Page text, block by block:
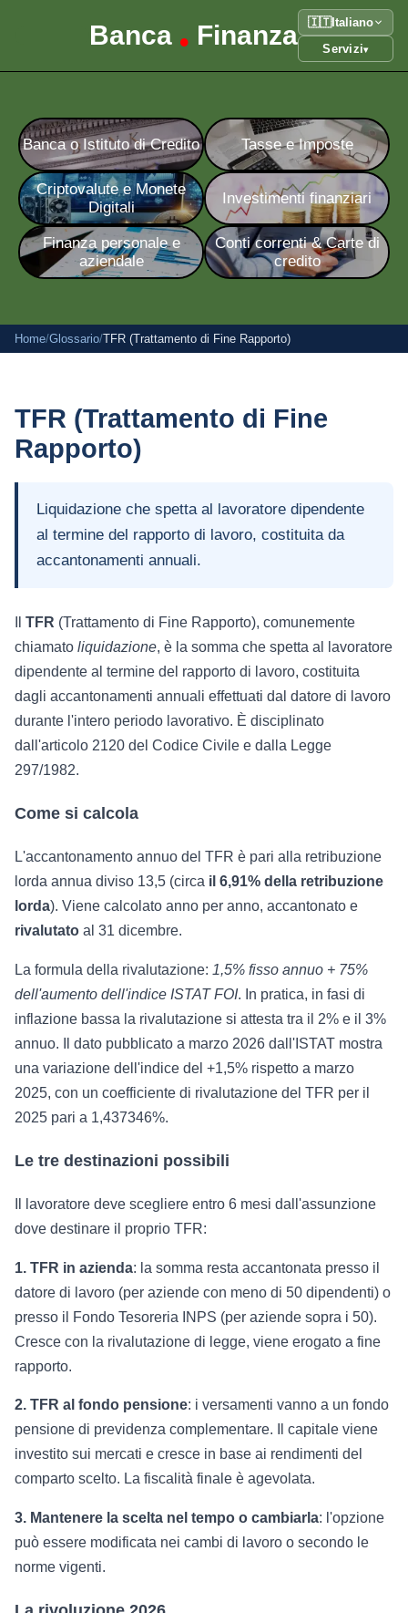
Banca • Finanza 🇮🇹 Italiano
Servizi▾
Banca o Istituto di Credito Tasse e Imposte
Criptovalute e Monete
Digitali
Investimenti finanziari
Finanza personale e
aziendale
Conti correnti & Carte di
credito
Home/Glossario/TFR (Trattamento di Fine Rapporto)
TFR (Trattamento di Fine
Rapporto)
Liquidazione che spetta al lavoratore dipendente
al termine del rapporto di lavoro, costituita da
accantonamenti annuali.
TFR (Trattamento di Fine Rapporto), comunemente
chiamato liquidazione, è la somma che spetta al lavoratore
dipendente al termine del rapporto di lavoro, costituita
dagli accantonamenti annuali effettuati dal datore di lavoro
durante l'intero periodo lavorativo. È disciplinato
dall'articolo 2120 del Codice Civile e dalla Legge
297/1982.
Come si calcola
L'accantonamento annuo del TFR è pari alla retribuzione
lorda annua diviso 13,5 (circa il 6,91% della retribuzione
lorda). Viene calcolato anno per anno, accantonato e
rivalutato al 31 dicembre.
La formula della rivalutazione: 1,5% fisso annuo + 75%
dell'aumento dell'indice ISTAT FOI. In pratica, in fasi di
inflazione bassa la rivalutazione si attesta tra il 2% e il 3%
annuo. Il dato pubblicato a marzo 2026 dall'ISTAT mostra
una variazione dell'indice del +1,5% rispetto a marzo
2025, con un coefficiente di rivalutazione del TFR per il
2025 pari a 1,437346%.
Le tre destinazioni possibili
Il lavoratore deve scegliere entro 6 mesi dall'assunzione
dove destinare il proprio TFR:
1. TFR in azienda: la somma resta accantonata presso il
datore di lavoro (per aziende con meno di 50 dipendenti) o
presso il Fondo Tesoreria INPS (per aziende sopra i 50).
Cresce con la rivalutazione di legge, viene erogato a fine
rapporto.
2. TFR al fondo pensione: i versamenti vanno a un fondo
pensione di previdenza complementare. Il capitale viene
investito sui mercati e cresce in base ai rendimenti del
comparto scelto. La fiscalità finale è agevolata.
3. Mantenere la scelta nel tempo o cambiarla: l'opzione
può essere modificata nei cambi di lavoro o secondo le
norme vigenti.